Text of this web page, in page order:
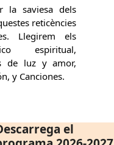
la saviesa dels
reticències
Llegirem els
espiritual,
de luz y amor,
y Canciones.
el